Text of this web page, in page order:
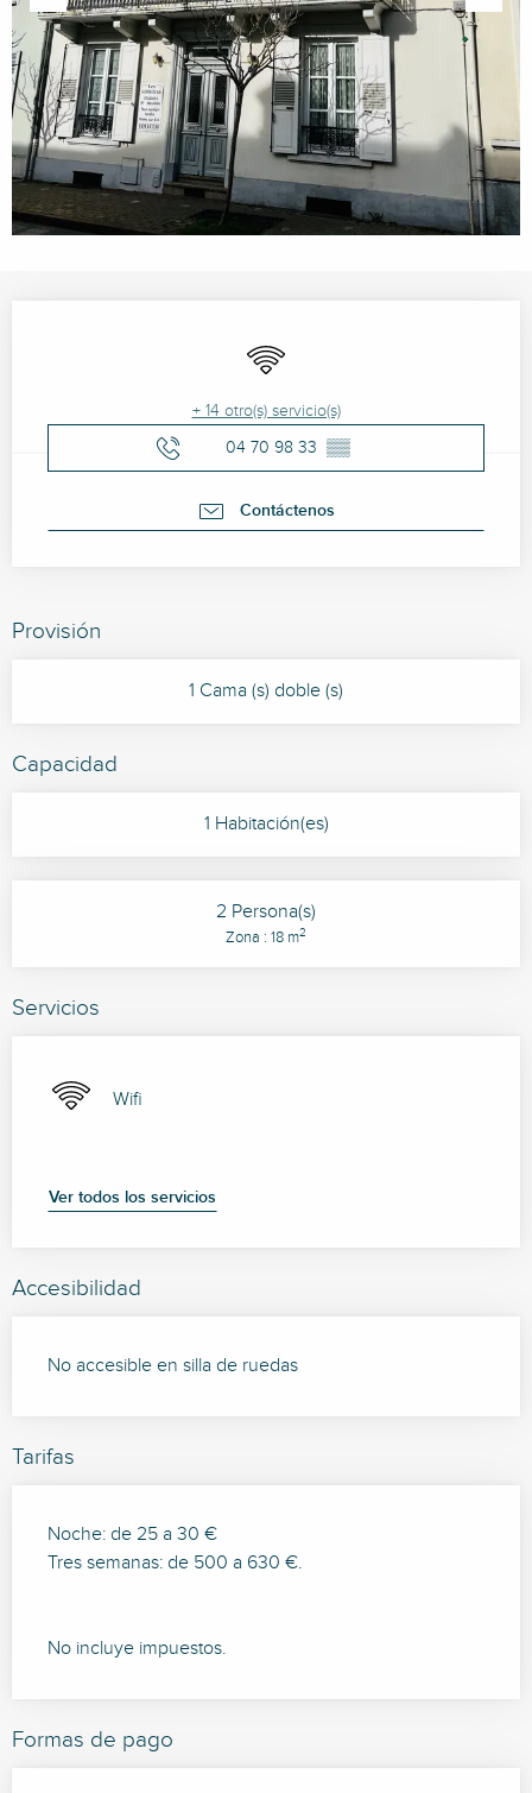
Wifi
+ 14 otro(s) servicio(s)
04 70 98 33 ▒▒
Contáctenos
Provisión
1 Cama (s) doble (s)
Capacidad
1 Habitación(es)
2 Persona(s)
Zona : 18 m2
Servicios
Wifi
Ver todos los servicios
Accesibilidad
No accesible en silla de ruedas
Tarifas
Noche: de 25 a 30 €
Tres semanas: de 500 a 630 €.
No incluye impuestos.
Formas de pago